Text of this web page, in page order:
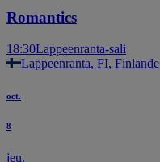
Romantics
18:30Lappeenranta-sali
Lappeenranta, FI, Finlande
oct.
8
jeu.